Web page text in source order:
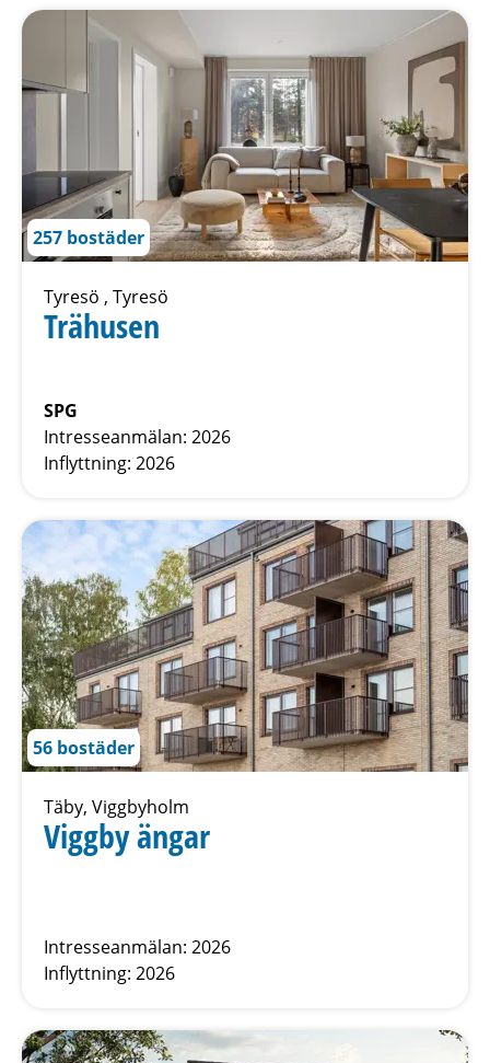
257 bostäder
Tyresö , Tyresö
Trähusen
SPG
Intresseanmälan: 2026
Inflyttning: 2026
56 bostäder
Täby, Viggbyholm
Viggby ängar
Intresseanmälan: 2026
Inflyttning: 2026